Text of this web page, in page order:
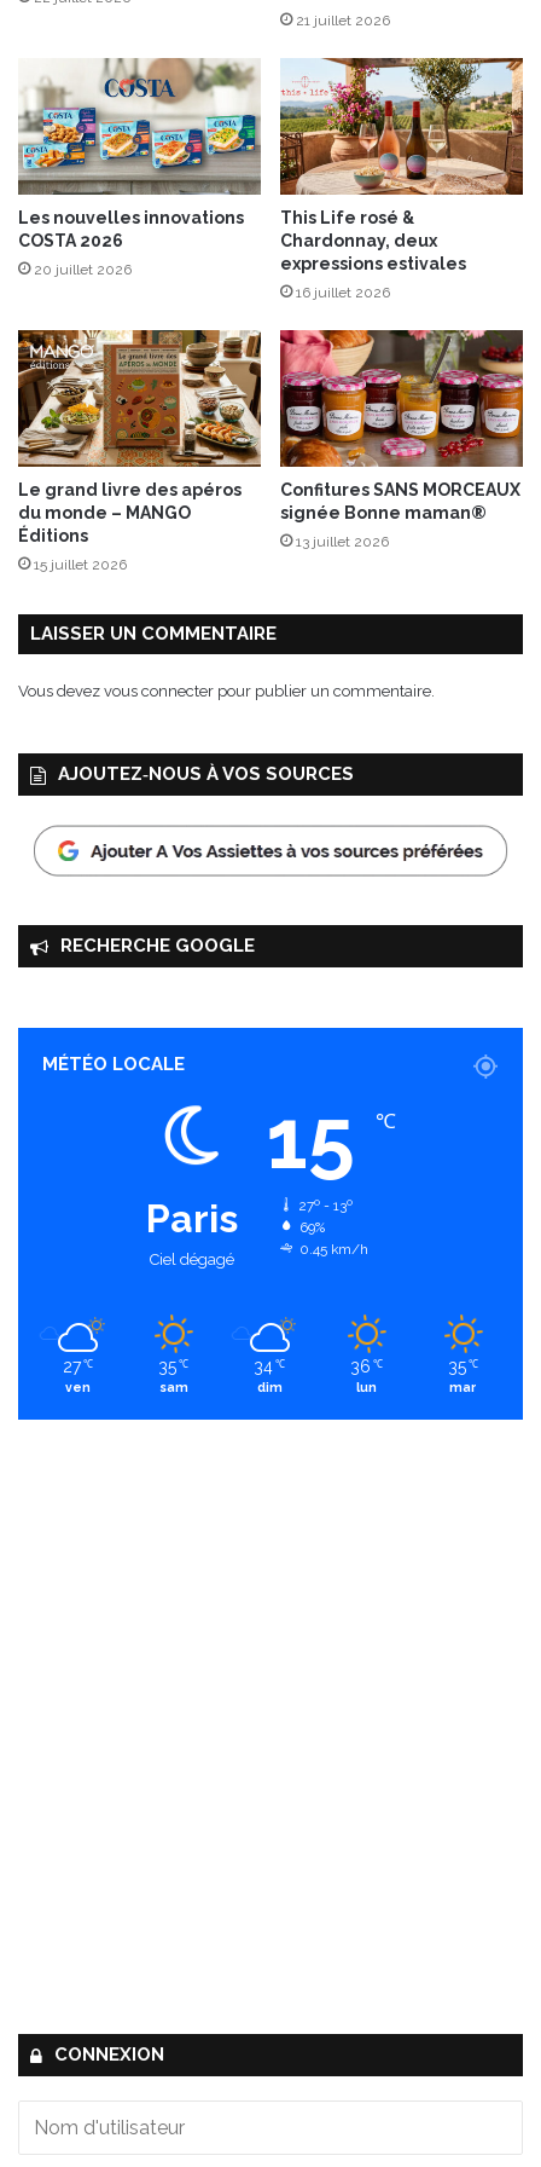
,
o
r
i
g
a
n
e
a
m
b
o
n
e
P
a
u
D
a
u
z
a
c
21 juillet 2026
Les nouvelles innovations
COSTA 2026
20 juillet 2026
This Life rosé &
Chardonnay, deux
expressions estivales
16 juillet 2026
Le grand livre des apéros
du monde – MANGO
Éditions
15 juillet 2026
Confitures SANS MORCEAUX
signée Bonne maman®
13 juillet 2026
LAISSER UN COMMENTAIRE
Vous devez vous connecter pour publier un commentaire.
AJOUTEZ‑NOUS À VOS SOURCES
RECHERCHE GOOGLE
MÉTÉO LOCALE
Paris
Ciel dégagé
15 ℃
27º - 13º
69%
0.45 km/h
27 ℃
ven
35 ℃
sam
34 ℃
dim
36 ℃
lun
35 ℃
mar
CONNEXION